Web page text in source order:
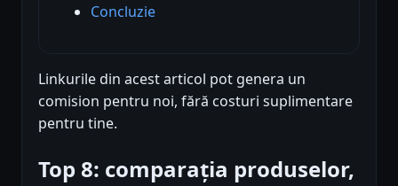
Concluzie
Linkurile din acest articol pot genera un
comision pentru noi, fără costuri suplimentare
pentru tine.
Top 8: comparația produselor,